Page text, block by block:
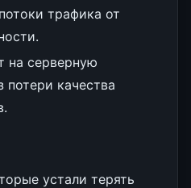
трафика от
на серверную
потери качества
устали терять